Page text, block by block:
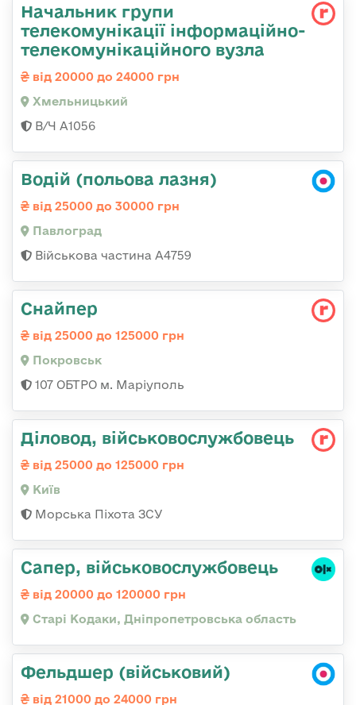
Начальник групи
телекомунікації інформаційно-
телекомунікаційного вузла
від 20000 до 24000 грн
Хмельницький
В/Ч А1056
Водій (польова лазня)
від 25000 до 30000 грн
Павлоград
Військова частина А4759
Снайпер
від 25000 до 125000 грн
Покровськ
107 ОБТРО м. Маріуполь
Діловод, військовослужбовець
від 25000 до 125000 грн
Київ
Морська Піхота ЗСУ
Сапер, військовослужбовець
від 20000 до 120000 грн
Старі Кодаки, Дніпропетровська область
Фельдшер (військовий)
від 21000 до 24000 грн